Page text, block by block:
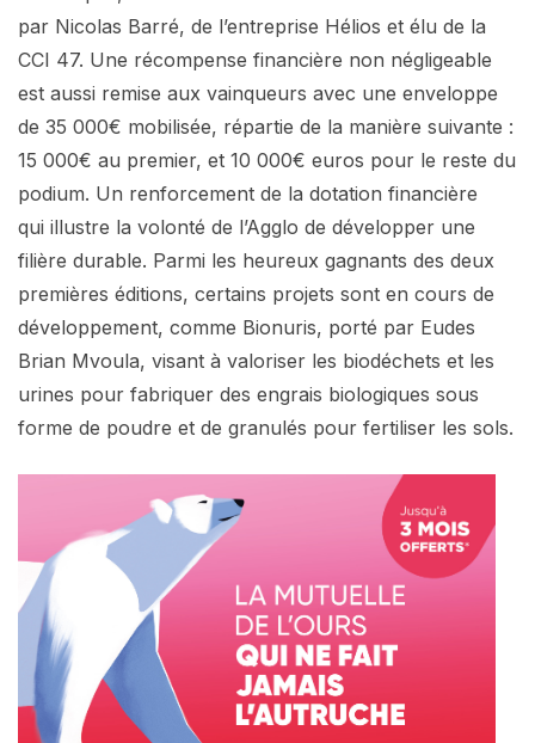
par Nicolas Barré, de l’entreprise Hélios et élu de la
CCI 47. Une récompense financière non négligeable
est aussi remise aux vainqueurs avec une enveloppe
de 35 000€ mobilisée, répartie de la manière suivante :
15 000€ au premier, et 10 000€ euros pour le reste du
podium. Un renforcement de la dotation financière
qui illustre la volonté de l’Agglo de développer une
filière durable. Parmi les heureux gagnants des deux
premières éditions, certains projets sont en cours de
développement, comme Bionuris, porté par Eudes
Brian Mvoula, visant à valoriser les biodéchets et les
urines pour fabriquer des engrais biologiques sous
forme de poudre et de granulés pour fertiliser les sols.